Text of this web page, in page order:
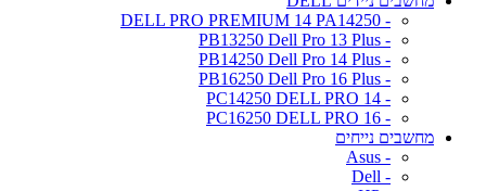
- DELL PRO PREMIUM 14 PA14250
- PB13250 Dell Pro 13 Plus
- PB14250 Dell Pro 14 Plus
- PB16250 Dell Pro 16 Plus
- PC14250 DELL PRO 14
- PC16250 DELL PRO 16
מחשבים נייחים
- Asus
- Dell